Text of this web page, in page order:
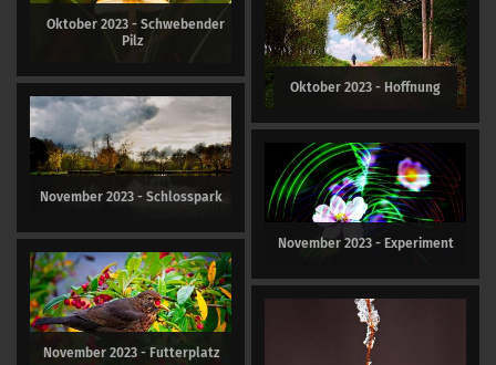
Oktober 2023 - Schwebender
Pilz
Oktober 2023 - Hoffnung
November 2023 - Schlosspark
November 2023 - Experiment
November 2023 - Futterplatz